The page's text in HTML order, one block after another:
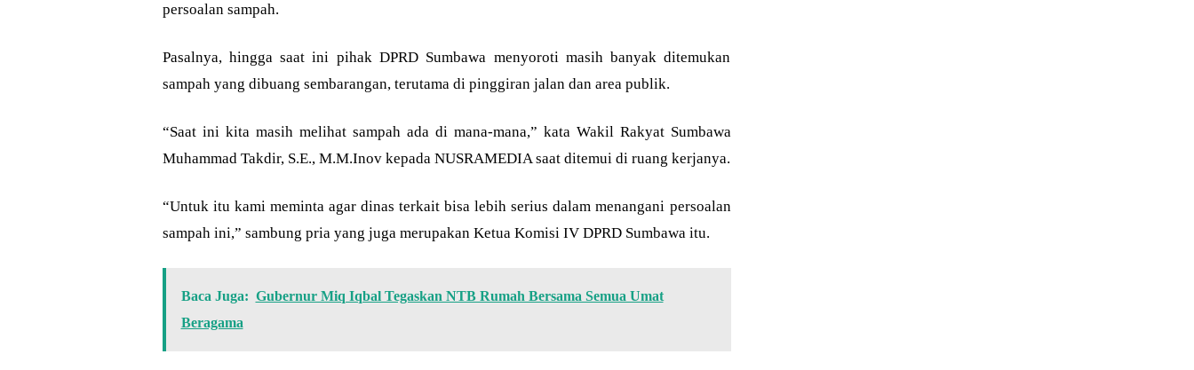
persoalan sampah.
Pasalnya, hingga saat ini pihak DPRD Sumbawa menyoroti masih banyak ditemukan
sampah yang dibuang sembarangan, terutama di pinggiran jalan dan area publik.
“Saat ini kita masih melihat sampah ada di mana-mana,” kata Wakil Rakyat Sumbawa
Muhammad Takdir, S.E., M.M.Inov kepada NUSRAMEDIA saat ditemui di ruang kerjanya.
“Untuk itu kami meminta agar dinas terkait bisa lebih serius dalam menangani persoalan
sampah ini,” sambung pria yang juga merupakan Ketua Komisi IV DPRD Sumbawa itu.
Baca Juga: Gubernur Miq Iqbal Tegaskan NTB Rumah Bersama Semua Umat
Beragama